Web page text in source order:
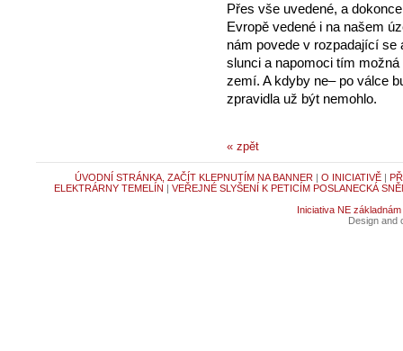
Přes vše uvedené, a
Evropě vedené i na našem
nám povede v rozpadající
slunci a napomoci tím
zemí. A kdyby ne– po válce
zpravidla už být nemohlo.
« zpět
ÚVODNÍ STRÁNKA, ZAČÍT KLEPNUTÍM NA BANNER | O INICIATIVĚ|
ELEKTRÁRNY TEMELÍN | VEŘEJNÉ SLYŠENÍ K PETICÍM POSLANECKÁ
Iniciativa NE základnám
Design and